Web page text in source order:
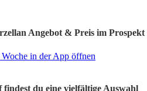
Angebot & Preis im Prospekt
in der App öffnen
du eine vielfältige Auswahl